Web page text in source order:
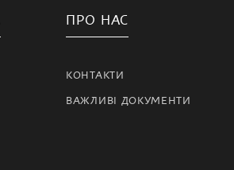
ПРО НАС
КОНТАКТИ
ВАЖЛИВІ ДОКУМЕНТИ